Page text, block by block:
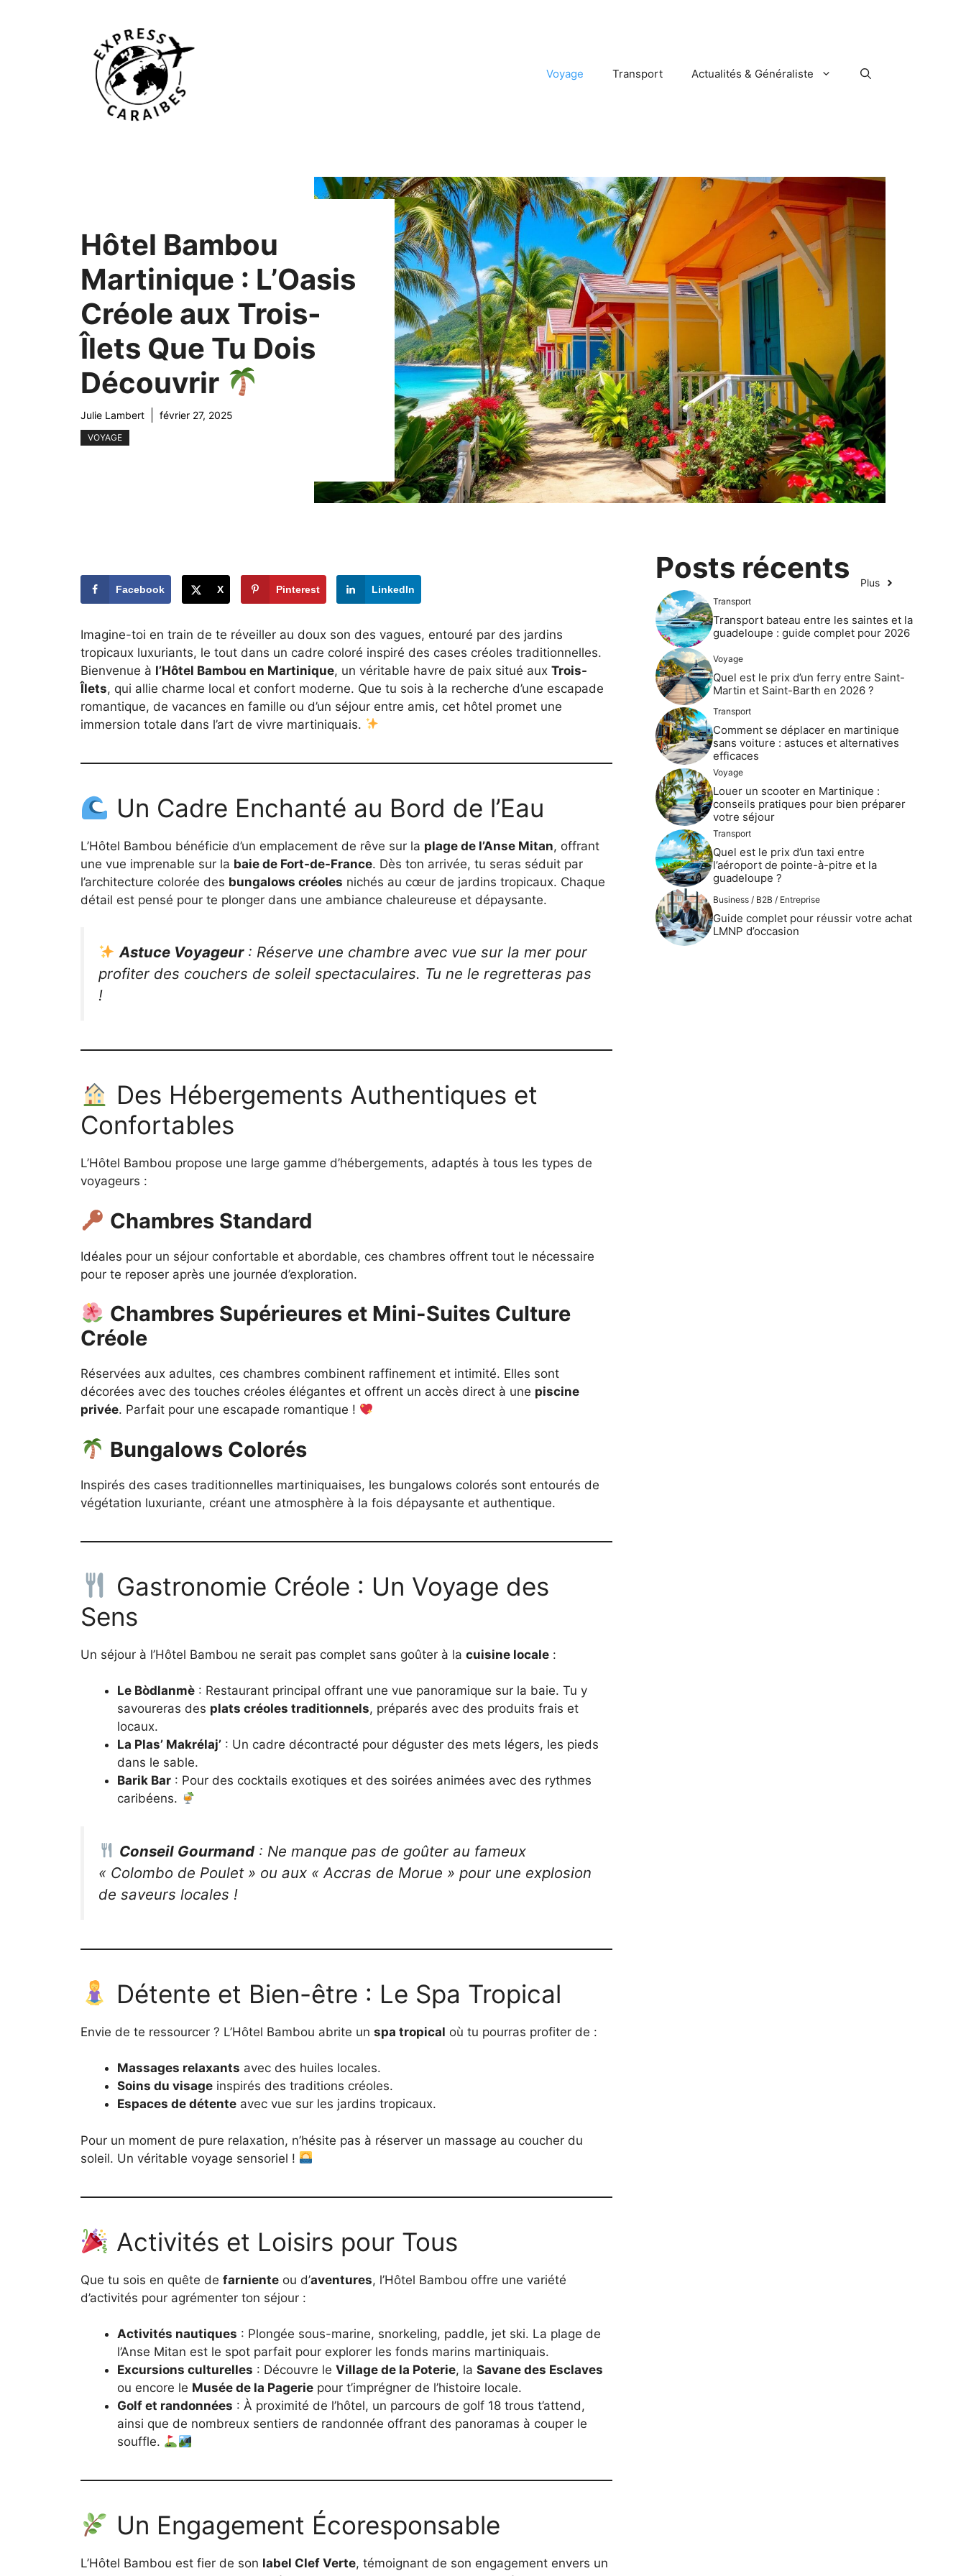
Voyage Transport Actualités & Généraliste
Hôtel Bambou
Martinique : L’Oasis
Créole aux Trois-
Îlets Que Tu Dois
Découvrir
Julie Lambert février 27, 2025
VOYAGE
Facebook X Pinterest LinkedIn
Imagine-toi en train de te réveiller au doux son des vagues, entouré par des jardins
tropicaux luxuriants, le tout dans un cadre coloré inspiré des cases créoles traditionnelles.
Bienvenue à l’Hôtel Bambou en Martinique, un véritable havre de paix situé aux Trois-
Îlets, qui allie charme local et confort moderne. Que tu sois à la recherche d’une escapade
romantique, de vacances en famille ou d’un séjour entre amis, cet hôtel promet une
immersion totale dans l’art de vivre martiniquais.
Un Cadre Enchanté au Bord de l’Eau
L’Hôtel Bambou bénéficie d’un emplacement de rêve sur la plage de l’Anse Mitan, offrant
une vue imprenable sur la baie de Fort-de-France. Dès ton arrivée, tu seras séduit par
l’architecture colorée des bungalows créoles nichés au cœur de jardins tropicaux. Chaque
détail est pensé pour te plonger dans une ambiance chaleureuse et dépaysante.
Astuce Voyageur: Réserve une chambre avec vue sur la mer pour
profiter des couchers de soleil spectaculaires. Tu ne le regretteras pas
!
Des Hébergements Authentiques et
Confortables
L’Hôtel Bambou propose une large gamme d’hébergements, adaptés à tous les types de
voyageurs :
Chambres Standard
Idéales pour un séjour confortable et abordable, ces chambres offrent tout le nécessaire
pour te reposer après une journée d’exploration.
Chambres Supérieures et Mini-Suites Culture
Créole
Réservées aux adultes, ces chambres combinent raffinement et intimité. Elles sont
décorées avec des touches créoles élégantes et offrent un accès direct à une piscine
privée. Parfait pour une escapade romantique !
Bungalows Colorés
Inspirés des cases traditionnelles martiniquaises, les bungalows colorés sont entourés de
végétation luxuriante, créant une atmosphère à la fois dépaysante et authentique.
Gastronomie Créole : Un Voyage des
Sens
Un séjour à l’Hôtel Bambou ne serait pas complet sans goûter à la cuisine locale :
Le Bòdlanmè : Restaurant principal offrant une vue panoramique sur la baie. Tu y
savoureras des plats créoles traditionnels, préparés avec des produits frais et
locaux.
La Plas’ Makrélaj’ : Un cadre décontracté pour déguster des mets légers, les pieds
dans le sable.
Barik Bar : Pour des cocktails exotiques et des soirées animées avec des rythmes
caribéens.
Conseil Gourmand: Ne manque pas de goûter au fameux
« Colombo de Poulet » ou aux « Accras de Morue » pour une explosion
de saveurs locales !
Détente et Bien-être : Le Spa Tropical
Envie de te ressourcer ? L’Hôtel Bambou abrite un spa tropical où tu pourras profiter de :
Massages relaxants avec des huiles locales.
Soins du visage inspirés des traditions créoles.
Espaces de détente avec vue sur les jardins tropicaux.
Pour un moment de pure relaxation, n’hésite pas à réserver un massage au coucher du
soleil. Un véritable voyage sensoriel !
Activités et Loisirs pour Tous
Que tu sois en quête de farniente ou d’aventures, l’Hôtel Bambou offre une variété
d’activités pour agrémenter ton séjour :
Activités nautiques : Plongée sous-marine, snorkeling, paddle, jet ski. La plage de
l’Anse Mitan est le spot parfait pour explorer les fonds marins martiniquais.
Excursions culturelles : Découvre le Village de la Poterie, la Savane des Esclaves
ou encore le Musée de la Pagerie pour t’imprégner de l’histoire locale.
Golf et randonnées : À proximité de l’hôtel, un parcours de golf 18 trous t’attend,
ainsi que de nombreux sentiers de randonnée offrant des panoramas à couper le
souffle.
Un Engagement Écoresponsable
L’Hôtel Bambou est fier de son label Clef Verte, témoignant de son engagement envers un
Posts récents Plus
Transport
Transport bateau entre les saintes et la
guadeloupe : guide complet pour 2026
Voyage
Quel est le prix d’un ferry entre Saint-
Martin et Saint-Barth en 2026 ?
Transport
Comment se déplacer en martinique
sans voiture : astuces et alternatives
efficaces
Voyage
Louer un scooter en Martinique :
conseils pratiques pour bien préparer
votre séjour
Transport
Quel est le prix d’un taxi entre
l’aéroport de pointe-à-pitre et la
guadeloupe ?
Business / B2B / Entreprise
Guide complet pour réussir votre achat
LMNP d’occasion